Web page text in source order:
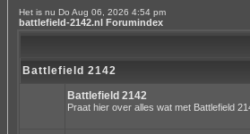
Het is nu Do Aug 06, 2026 4:54 pm
battlefield-2142.nl Forumindex
Battlefield 2142
Battlefield 2142
Praat hier over alles wat met Battlefield